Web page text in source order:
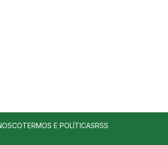
TERMOS E POLÍTICASRSS